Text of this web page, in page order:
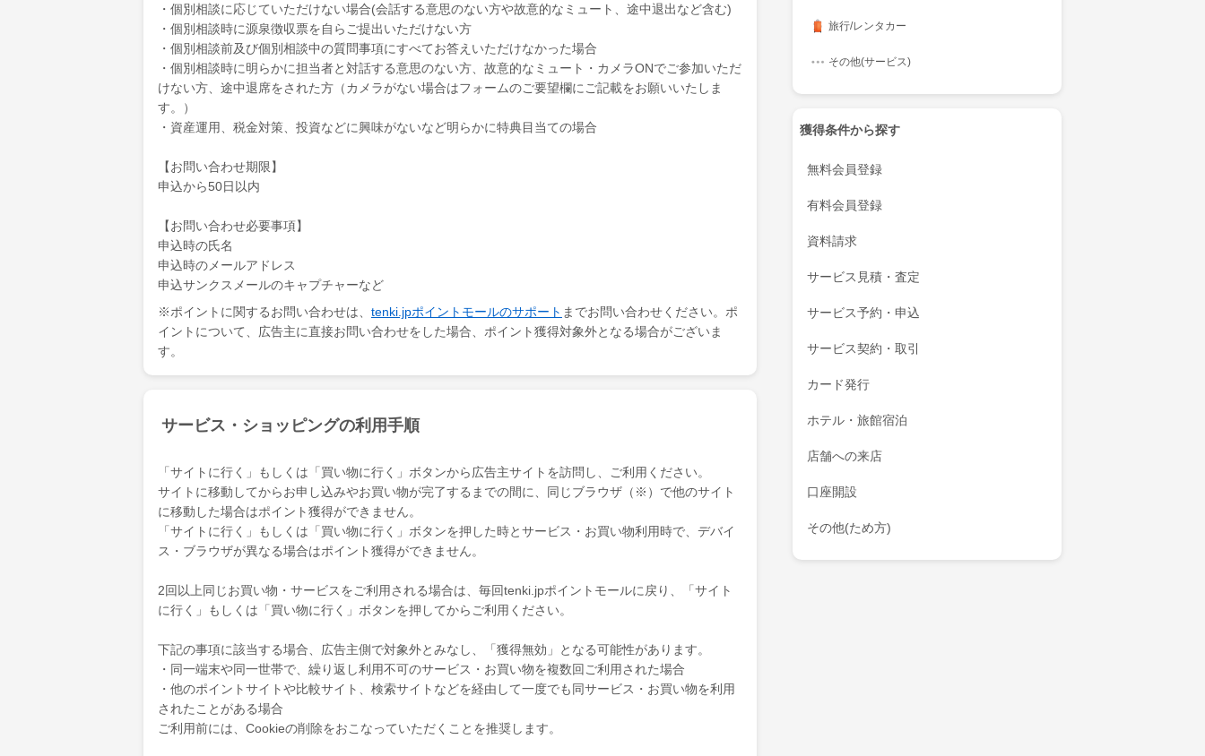
・個別相談に応じていただけない場合(会話する意思のない方や故意的なミュート、途中退出など含む)
・個別相談時に源泉徴収票を自らご提出いただけない方
・個別相談前及び個別相談中の質問事項にすべてお答えいただけなかった場合
・個別相談時に明らかに担当者と対話する意思のない方、故意的なミュート・カメラONでご参加いただ
けない方、途中退席をされた方（カメラがない場合はフォームのご要望欄にご記載をお願いいたしま
す。）
・資産運用、税金対策、投資などに興味がないなど明らかに特典目当ての場合
【お問い合わせ期限】
申込から50日以内
【お問い合わせ必要事項】
申込時の氏名
申込時のメールアドレス
申込サンクスメールのキャプチャーなど
※ポイントに関するお問い合わせは、 tenki.jpポイントモールのサポート までお問い合わせください。ポ
イントについて、広告主に直接お問い合わせをした場合、ポイント獲得対象外となる場合がございま
す。
サービス・ショッピングの利用手順
「サイトに行く」もしくは「買い物に行く」ボタンから広告主サイトを訪問し、ご利用ください。
サイトに移動してからお申し込みやお買い物が完了するまでの間に、同じブラウザ（※）で他のサイト
に移動した場合はポイント獲得ができません。
「サイトに行く」もしくは「買い物に行く」ボタンを押した時とサービス・お買い物利用時で、デバイ
ス・ブラウザが異なる場合はポイント獲得ができません。
2回以上同じお買い物・サービスをご利用される場合は、毎回tenki.jpポイントモールに戻り、「サイト
に行く」もしくは「買い物に行く」ボタンを押してからご利用ください。
下記の事項に該当する場合、広告主側で対象外とみなし、「獲得無効」となる可能性があります。
・同一端末や同一世帯で、繰り返し利用不可のサービス・お買い物を複数回ご利用された場合
・他のポイントサイトや比較サイト、検索サイトなどを経由して一度でも同サービス・お買い物を利用
されたことがある場合
ご利用前には、Cookieの削除をおこなっていただくことを推奨します。
旅行/レンタカー
その他(サービス)
獲得条件から探す
無料会員登録
有料会員登録
資料請求
サービス見積・査定
サービス予約・申込
サービス契約・取引
カード発行
ホテル・旅館宿泊
店舗への来店
口座開設
その他(ため方)